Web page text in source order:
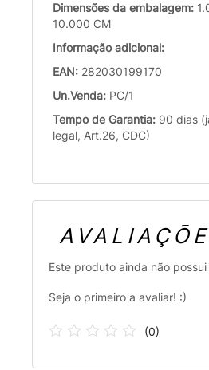
Dimensões da embalagem:
10.000 CM
Informação adicional:
EAN: 282030199170
Un.Venda: PC/1
Tempo de Garantia: 90 dias
legal, Art.26, CDC)
Este produto ainda não
Seja o primeiro a avaliar! :)
(0)